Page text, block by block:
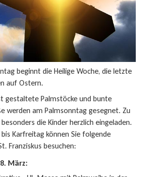
beginnt die Heilige Woche, die letzte
auf Ostern.
gestaltete Palmstöcke und bunte
werden am Palmsonntag gesegnet. Zu
die Kinder herzlich eingeladen.
Karfreitag können Sie folgende
Franziskus besuchen:
März: